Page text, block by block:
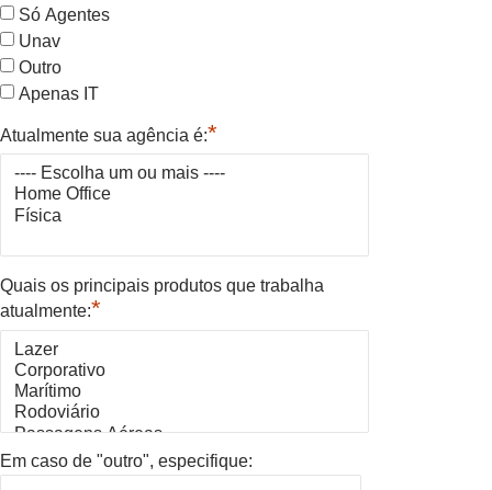
Só Agentes
Unav
Outro
Apenas IT
Atualmente sua agência é:*
Quais os principais produtos que trabalha
atualmente:*
Em caso de "outro", especifique: